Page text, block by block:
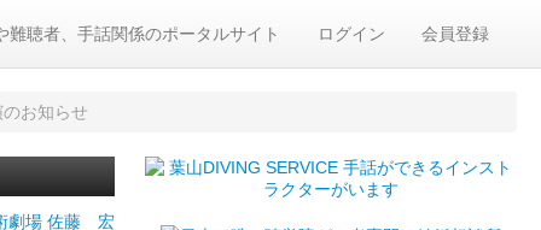
ログイン 会員登録
難聴者、手話関係のポータルサイト
お知らせ
劇場 佐藤 宏